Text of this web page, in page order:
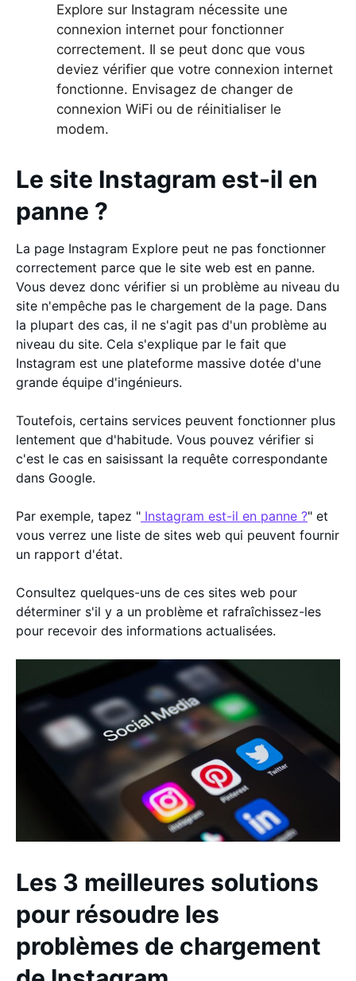
Explore sur Instagram nécessite une
connexion internet pour fonctionner
correctement. Il se peut donc que vous
deviez vérifier que votre connexion internet
fonctionne. Envisagez de changer de
connexion WiFi ou de réinitialiser le
modem.
Le site Instagram est-il en
panne ?
La page Instagram Explore peut ne pas fonctionner
correctement parce que le site web est en panne.
Vous devez donc vérifier si un problème au niveau du
site n'empêche pas le chargement de la page. Dans
la plupart des cas, il ne s'agit pas d'un problème au
niveau du site. Cela s'explique par le fait que
Instagram est une plateforme massive dotée d'une
grande équipe d'ingénieurs.
Toutefois, certains services peuvent fonctionner plus
lentement que d'habitude. Vous pouvez vérifier si
c'est le cas en saisissant la requête correspondante
dans Google.
Par exemple, tapez " Instagram est-il en panne ?" et
vous verrez une liste de sites web qui peuvent fournir
un rapport d'état.
Consultez quelques-uns de ces sites web pour
déterminer s'il y a un problème et rafraîchissez-les
pour recevoir des informations actualisées.
Les 3 meilleures solutions
pour résoudre les
problèmes de chargement